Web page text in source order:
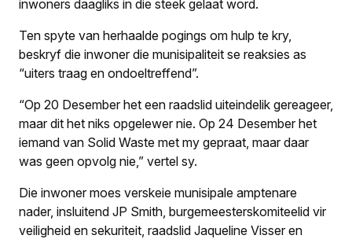
inwoners daagliks in die steek gelaat word.
Ten spyte van herhaalde pogings om hulp te kry,
beskryf die inwoner die munisipaliteit se reaksies as
“uiters traag en ondoeltreffend”.
“Op 20 Desember het een raadslid uiteindelik gereageer,
maar dit het niks opgelewer nie. Op 24 Desember het
iemand van Solid Waste met my gepraat, maar daar
was geen opvolg nie,” vertel sy.
Die inwoner moes verskeie munisipale amptenare
nader, insluitend JP Smith, burgemeesterskomiteelid vir
veiligheid en sekuriteit, raadslid Jaqueline Visser en